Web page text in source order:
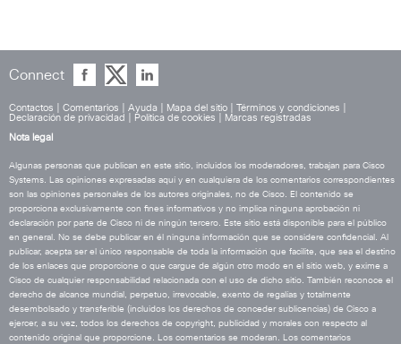
Connect
Contactos Comentarios Ayuda Mapa del sitio Términos y condiciones
Declaración de privacidad
Política de cookies
Marcas registradas
Nota legal
Algunas personas que publican en este sitio, incluidos los moderadores, trabajan para Cisco
Systems. Las opiniones expresadas aquí y en cualquiera de los comentarios correspondientes
son las opiniones personales de los autores originales, no de Cisco. El contenido se
proporciona exclusivamente con fines informativos y no implica ninguna aprobación ni
declaración por parte de Cisco ni de ningún tercero. Este sitio está disponible para el público
en general. No se debe publicar en él ninguna información que se considere confidencial. Al
publicar, acepta ser el único responsable de toda la información que facilite, que sea el destino
de los enlaces que proporcione o que cargue de algún otro modo en el sitio web, y exime a
Cisco de cualquier responsabilidad relacionada con el uso de dicho sitio. También reconoce el
derecho de alcance mundial, perpetuo, irrevocable, exento de regalías y totalmente
desembolsado y transferible (incluidos los derechos de conceder sublicencias) de Cisco a
ejercer, a su vez, todos los derechos de copyright, publicidad y morales con respecto al
contenido original que proporcione. Los comentarios se moderan. Los comentarios